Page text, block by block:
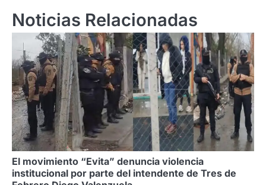
Noticias Relacionadas
El movimiento “Evita” denuncia violencia
institucional por parte del intendente de Tres de